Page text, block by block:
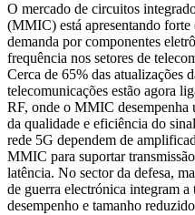
O mercado de circuitos
(MMIC) está apresentando forte
demanda por componentes
frequência nos setores de
Cerca de 65% das atualizações
telecomunicações estão agora
RF, onde o MMIC desempenha
da qualidade e eficiência do
rede 5G dependem de
MMIC para suportar
latência. No sector da defesa,
de guerra electrónica integram
desempenho e tamanho